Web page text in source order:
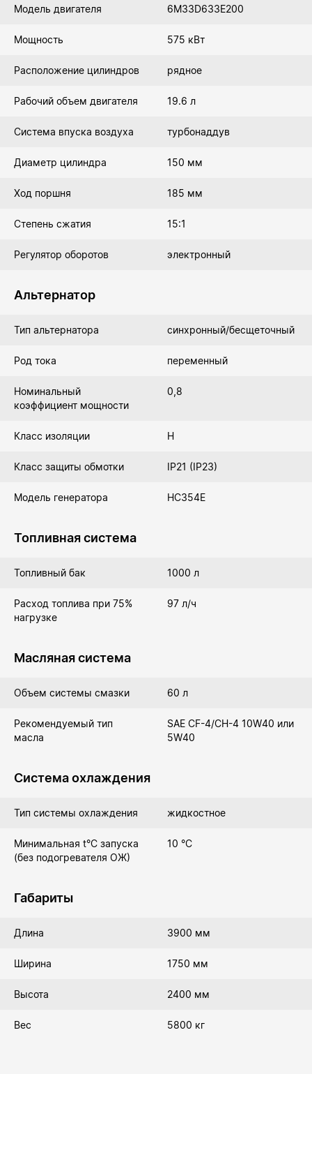
Модель двигателя 6M33D633E200
Мощность 575 кВт
Расположение цилиндров рядное
Рабочий объем двигателя 19.6 л
Система впуска воздуха турбонаддув
Диаметр цилиндра 150 мм
Ход поршня 185 мм
Степень сжатия 15:1
Регулятор оборотов электронный
Альтернатор
Тип альтернатора синхронный/бесщеточный
Род тока переменный
Номинальный
коэффициент мощности
0,8
Класс изоляции Н
Класс защиты обмотки IP21 (IP23)
Модель генератора HC354E
Топливная система
Топливный бак 1000 л
Расход топлива при 75%
нагрузке
97 л/ч
Масляная система
Объем системы смазки 60 л
Рекомендуемый тип
масла
SAE СF-4/CH-4 10W40 или
5W40
Система охлаждения
Тип системы охлаждения жидкостное
Минимальная t°С запуска
(без подогревателя ОЖ)
10 °C
Габариты
Длина 3900 мм
Ширина 1750 мм
Высота 2400 мм
Вес 5800 кг